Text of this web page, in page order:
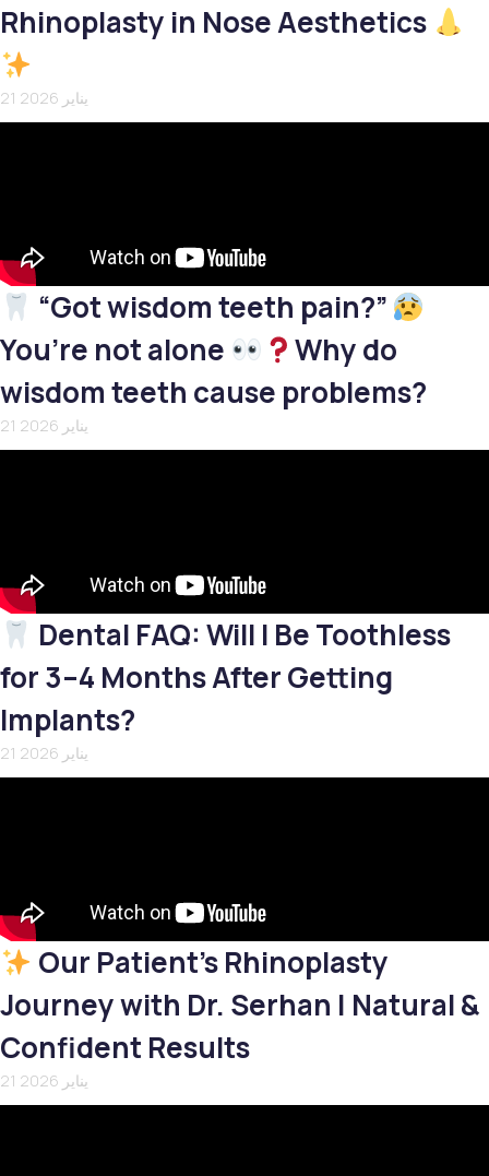
Rhinoplasty in Nose Aesthetics
21 يناير 2026
“Got wisdom teeth pain?”
You’re not alone
Why do
wisdom teeth cause problems?
21 يناير 2026
Dental FAQ: Will I Be Toothless
for 3–4 Months After Getting
Implants?
21 يناير 2026
Our Patient’s Rhinoplasty
Journey with Dr. Serhan | Natural &
Confident Results
21 يناير 2026